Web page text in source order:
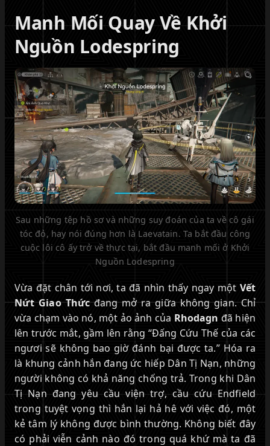
Manh Mối Quay Về Khởi
Nguồn Lodespring
Sau những tệp hồ sơ và những suy đoán của ta về cô gái
tóc đỏ, hay nói đúng hơn là Laevatain. Ta bắt đầu công
cuộc lôi cô ấy trở về thực tại, bắt đầu manh mối ở Khởi
Nguồn Lodespring
Vừa đặt chân tới nơi, ta đã nhìn thấy ngay một Vết
Nứt Giao Thứcđang mở ra giữa không gian. Chỉ
vừa chạm vào nó, một ảo ảnh của Rhodagn đã hiện
lên trước mắt, gầm lên rằng “Đấng Cứu Thế của các
ngươi sẽ không bao giờ đánh bại được ta.” Hóa ra
là khung cảnh hắn đang ức hiếp Dân Tị Nạn, những
người không có khả năng chống trả. Trong khi Dân
Tị Nạn đang yêu cầu viện trợ, cầu cứu Endfield
trong tuyệt vọng thì hắn lại hả hê với việc đó, một
kẻ tâm lý không được bình thường. Không biết đây
có phải viễn cảnh nào đó trong quá khứ mà ta đã